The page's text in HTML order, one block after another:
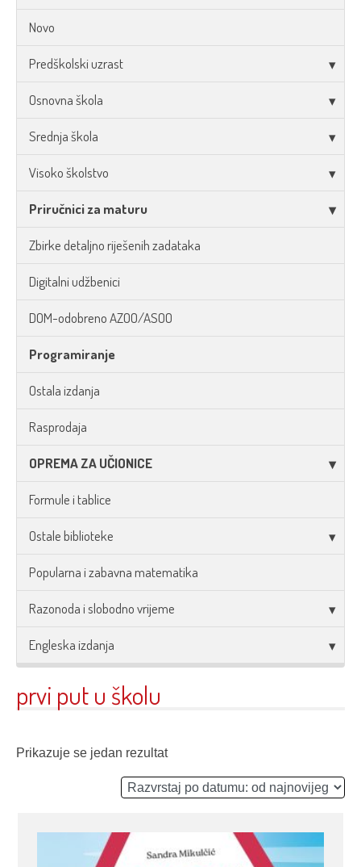
Novo
Predškolski uzrast
Osnovna škola
Srednja škola
Visoko školstvo
Priručnici za maturu
Zbirke detaljno riješenih zadataka
Digitalni udžbenici
DOM-odobreno AZOO/ASOO
Programiranje
Ostala izdanja
Rasprodaja
OPREMA ZA UČIONICE
Formule i tablice
Ostale biblioteke
Popularna i zabavna matematika
Razonoda i slobodno vrijeme
Engleska izdanja
prvi put u školu
Prikazuje se jedan rezultat